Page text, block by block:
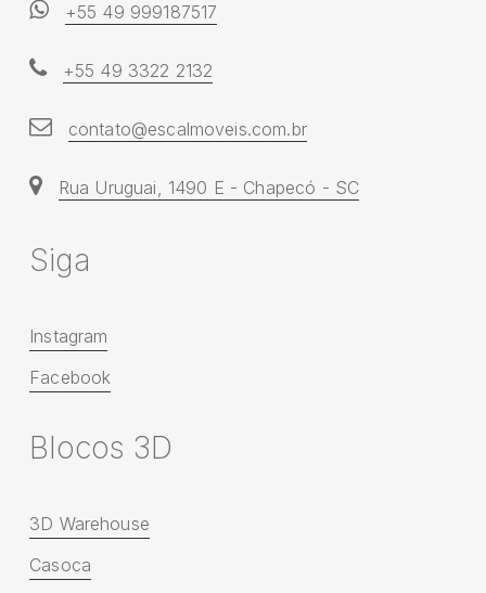
+55 49 999187517
+55 49 3322 2132
contato@escalmoveis.com.br
Rua Uruguai, 1490 E - Chapecó - SC
Siga
Instagram
Facebook
Blocos 3D
3D Warehouse
Casoca